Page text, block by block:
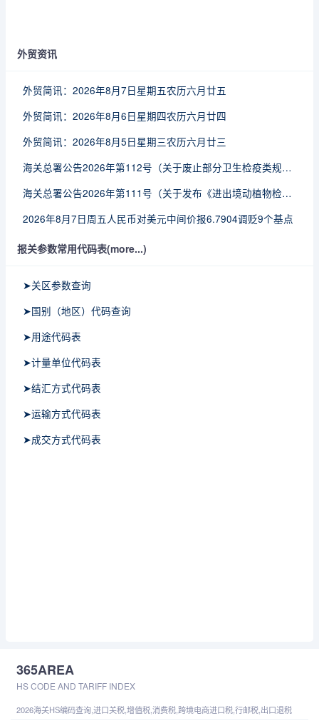
外贸资讯
外贸简讯：2026年8月7日星期五农历六月廿五
外贸简讯：2026年8月6日星期四农历六月廿四
外贸简讯：2026年8月5日星期三农历六月廿三
海关总署公告2026年第112号（关于废止部分卫生检疫类规范性文件的公告）
海关总署公告2026年第111号（关于发布《进出境动植物检疫处理监督管理工作规定》《进出境卫生处理监督管理工作规定》的公告）
2026年8月7日周五人民币对美元中间价报6.7904调贬9个基点
报关参数常用代码表(more...)
➤关区参数查询
➤国别（地区）代码查询
➤用途代码表
➤计量单位代码表
➤结汇方式代码表
➤运输方式代码表
➤成交方式代码表
365AREA
HS CODE AND TARIFF INDEX
2026海关HS编码查询,进口关税,增值税,消费税,跨境电商进口税,行邮税,出口退税